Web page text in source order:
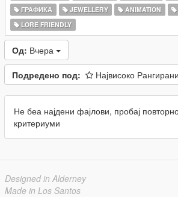
ГРАФИКА
JEWELLERY ANIMATION
LORE FRIENDLY
Од: Вчера
Подредено под: Највисоко Рангирани
Не беа најдени фајлови, пробај
критериуми
Designed in Alderney
Made in Los Santos